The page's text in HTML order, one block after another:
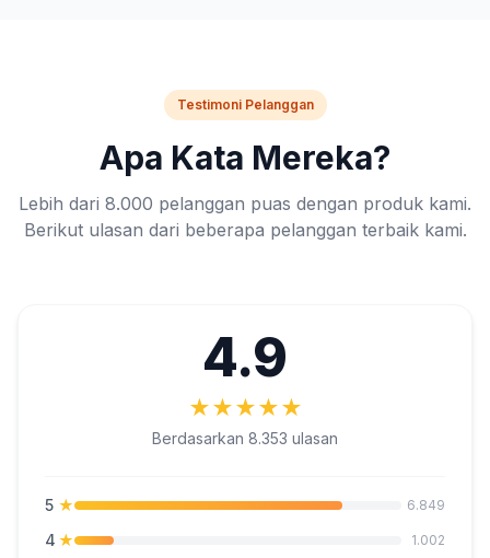
Testimoni Pelanggan
Apa Kata Mereka?
Lebih dari 8.000 pelanggan puas dengan produk kami.
Berikut ulasan dari beberapa pelanggan terbaik kami.
4.9
★★★★★
Berdasarkan 8.353 ulasan
5 ★ 6.849
4 ★ 1.002